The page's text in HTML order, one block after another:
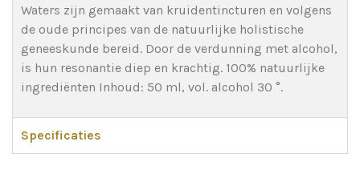
Waters zijn gemaakt van kruidentincturen en volgens
de oude principes van de natuurlijke holistische
geneeskunde bereid. Door de verdunning met alcohol,
is hun resonantie diep en krachtig. 100% natuurlijke
ingrediënten Inhoud: 50 ml, vol. alcohol 30 °.
Specificaties